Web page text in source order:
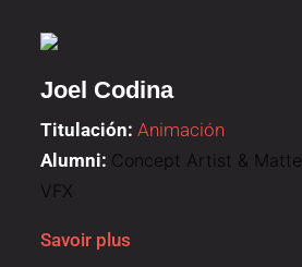
Joel Codina
Titulación:Animación
Alumni: Concept Artist &
VFX
Savoir plus